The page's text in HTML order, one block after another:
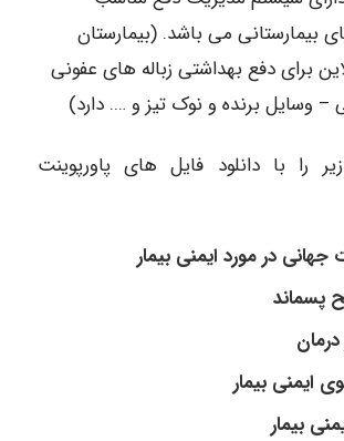
بیمارستانی می باشد. (بیمارستان
برای دفع بهداشتی زباله های عفونی
– وسایل برنده و نوک تیز و …. دارد)
را با دانلود فایل های پاورپوینت
جهانی در مورد ایمنی بیمار
پسماند
ایمنی بیمار
بیمار